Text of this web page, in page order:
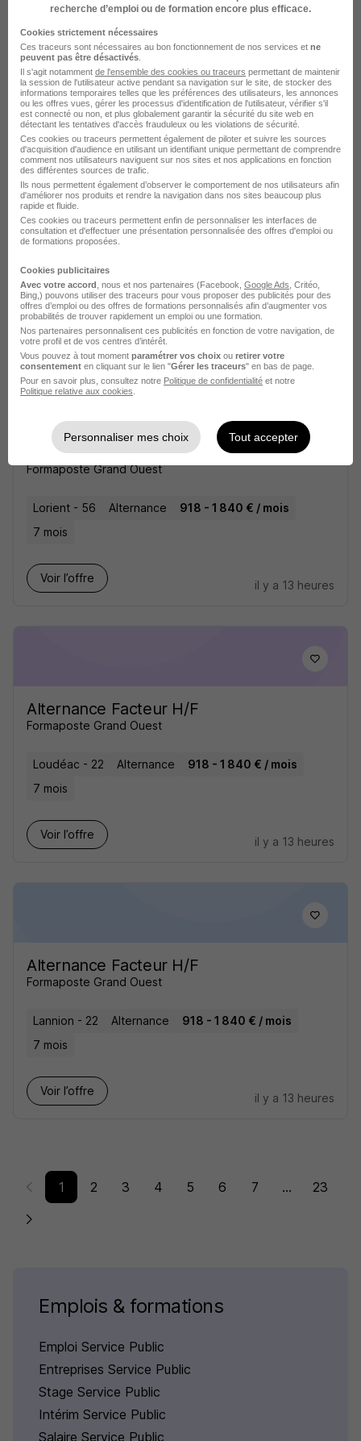
Voir l’offre
il y a 13 heures
Alternance Facteur H/F
Formaposte Grand Ouest
7 mois
Voir l’offre
il y a 13 heures
Alternance Facteur H/F
Formaposte Grand Ouest
Lorient - 56 Alternance
918 - 1 840 € / mois
7 mois
Voir l’offre
il y a 13 heures
Alternance Facteur H/F
Formaposte Grand Ouest
Loudéac - 22 Alternance
918 - 1 840 € / mois
7 mois
Voir l’offre
il y a 13 heures
Alternance Facteur H/F
Formaposte Grand Ouest
Lannion - 22 Alternance
918 - 1 840 € / mois
7 mois
Voir l’offre
il y a 13 heures
1 2 3 4 5 6 7 ... 23
Emplois & formations
Emploi Service Public
Entreprises Service Public
Stage Service Public
Intérim Service Public
Salaire Service Public
recherche d’emploi ou de formation encore plus efficace.
Cookies strictement nécessaires
Ces traceurs sont nécessaires au bon fonctionnement de nos services et ne
peuvent pas être désactivés
Il s'agit notamment de l'ensemble des cookies ou traceurs permettant de maintenir
la session de l'utilisateur active pendant sa navigation sur le site, de stocker des
informations temporaires telles que les préférences des utilisateurs, les annonces
ou les offres vues, gérer les processus d'identification de l'utilisateur, vérifier s'il
est connecté ou non, et plus globalement garantir la sécurité du site web en
détectant les tentatives d'accès frauduleux ou les violations de sécurité.
Ces cookies ou traceurs permettent également de piloter et suivre les sources
d'acquisition d'audience en utilisant un identifiant unique permettant de comprendre
comment nos utilisateurs naviguent sur nos sites et nos applications en fonction
des différentes sources de trafic.
Ils nous permettent également d’observer le comportement de nos utilisateurs afin
d'améliorer nos produits et rendre la navigation dans nos sites beaucoup plus
rapide et fluide.
Ces cookies ou traceurs permettent enfin de personnaliser les interfaces de
consultation et d'effectuer une présentation personnalisée des offres d'emploi ou
de formations proposées.
Cookies publicitaires
Avec votre accord , nous et nos partenaires (Facebook, Google Ads , Critéo,
Bing,) pouvons utiliser des traceurs pour vous proposer des publicités pour des
offres d’emploi ou des offres de formations personnalisés afin d’augmenter vos
probabilités de trouver rapidement un emploi ou une formation.
Nos partenaires personnalisent ces publicités en fonction de votre navigation, de
votre profil et de vos centres d’intérêt.
Vous pouvez à tout moment paramétrer vos choix ou retirer votre
consentement en cliquant sur le lien "Gérer les traceurs" en bas de page.
Pour en savoir plus, consultez notre Politique de confidentialité et notre
Politique relative aux cookies
Personnaliser mes choix Tout accepter